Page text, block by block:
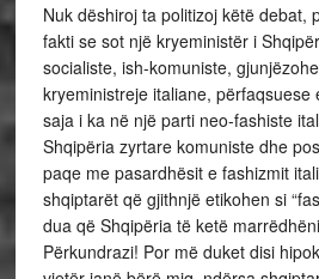
Nuk dëshiroj ta politizoj këtë debat,
fakti se sot një kryeministër i
socialiste, ish-komuniste,
kryeministreje italiane,
saja i ka në një parti neo-fashiste
Shqipëria zyrtare komuniste dhe
paqe me pasardhësit e fashizmit
shqiptarët që gjithnjë etikohen si
dua që Shqipëria të ketë
Përkundrazi! Por më duket disi